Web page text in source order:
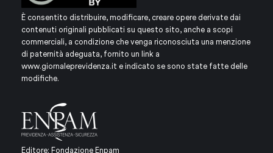
È consentito distribuire, modificare, creare opere derivate dai
contenuti originali pubblicati su questo sito, anche a scopi
commerciali, a condizione che venga riconosciuta una menzione
di paternità adeguata, fornito un link a
www.giornaleprevidenza.it e indicato se sono state fatte delle
modifiche.
Editore: Fondazione Enpam